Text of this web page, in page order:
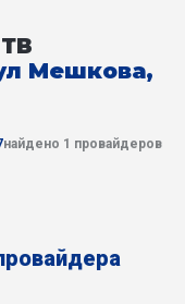
Мешкова,
найдено 1 провайдеров